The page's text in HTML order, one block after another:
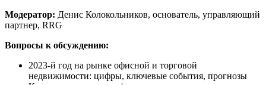
Модератор: Денис Колокольников, основатель, управляющий
партнер, RRG
Вопросы к обсуждению:
2023-й год на рынке офисной и торговой
недвижимости: цифры, ключевые события, прогнозы